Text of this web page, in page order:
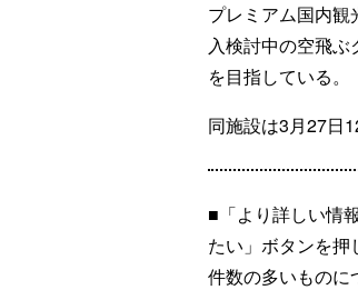
プレミアム国内
入検討中の空飛
を目指している。
同施設は3月27日
■「より詳しい情
たい」ボタンを押
件数の多いものに